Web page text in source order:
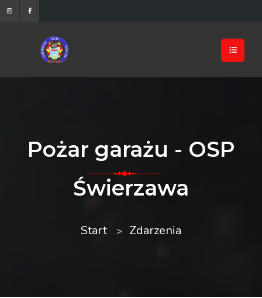
Pożar garażu - OSP
Świerzawa
Start Zdarzenia